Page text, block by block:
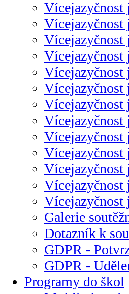
Vícejazyčnost
Vícejazyčnost
Vícejazyčnost
Vícejazyčnost
Vícejazyčnost
Vícejazyčnost
Vícejazyčnost
Vícejazyčnost
Vícejazyčnost
Vícejazyčnost
Vícejazyčnost
Vícejazyčnost
Vícejazyčnost
Galerie
Dotazník k
GDPR -
GDPR -
Programy do škol